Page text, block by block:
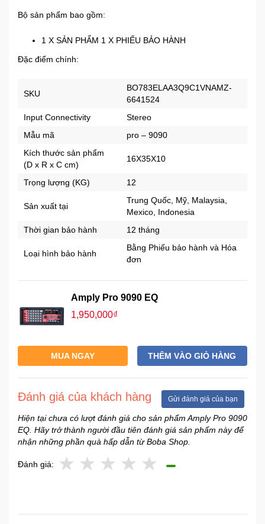
Bộ sản phẩm bao gồm:
1 X SẢN PHẨM 1 X PHIẾU BẢO HÀNH
Đặc điểm chính:
SKU
BO783ELAA3Q9C1VNAMZ-
6641524
Input Connectivity
Stereo
Mẫu mã
pro – 9090
Kích thước sản phẩm
(D x R x C cm)
16X35X10
Trọng lượng (KG) 12
Sản xuất tại
Trung Quốc, Mỹ, Malaysia,
Mexico, Indonesia
Thời gian bảo hành
12 tháng
Loại hình bảo hành
Bằng Phiếu bảo hành và Hóa
đơn
Amply Pro 9090 EQ
1,950,000₫
MUA NGAY THÊM VÀO GIỎ HÀNG
Đánh giá của khách hàng Gửi đánh giá của bạn
Hiện tại chưa có lượt đánh giá cho sản phẩm Amply Pro 9090
EQ. Hãy trở thành người đầu tiên đánh giá sản phẩm này để
nhận những phần quà hấp dẫn từ Boba Shop.
Đánh giá: